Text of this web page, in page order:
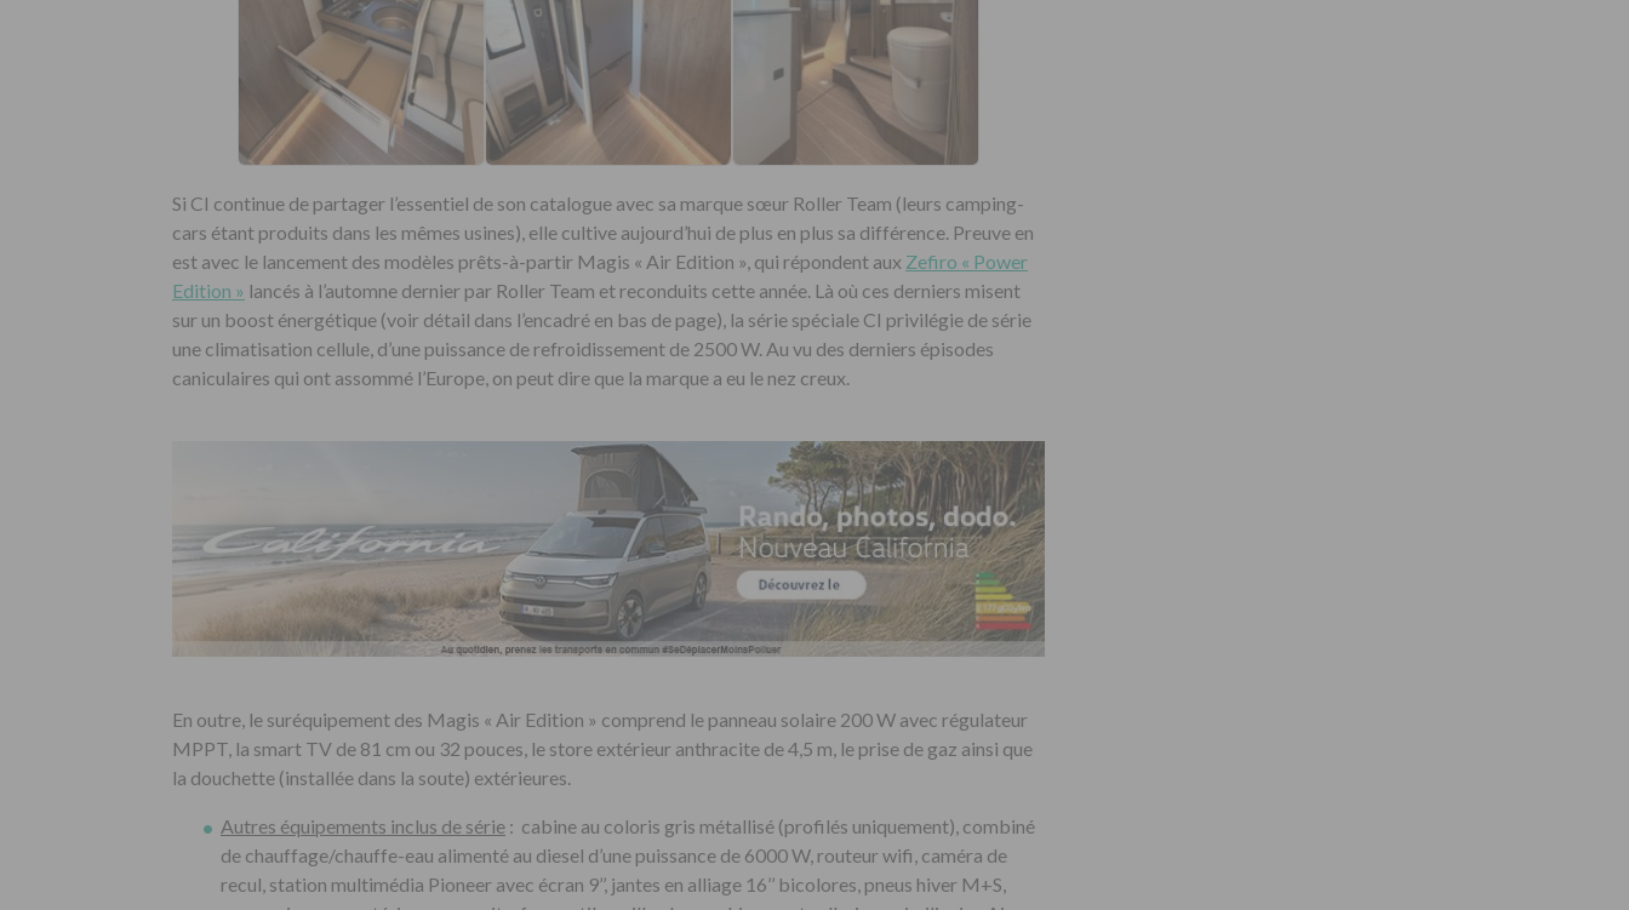
Si CI continue de partager l’essentiel de son catalogue avec sa marque sœur Roller Team (leurs camping-
cars étant produits dans les mêmes usines), elle cultive aujourd’hui de plus en plus sa différence. Preuve en
est avec le lancement des modèles prêts-à-partir Magis « Air Edition », qui répondent aux Zefiro « Power
Edition » lancés à l’automne dernier par Roller Team et reconduits cette année. Là où ces derniers misent
sur un boost énergétique (voir détail dans l’encadré en bas de page), la série spéciale CI privilégie de série
une climatisation cellule, d’une puissance de refroidissement de 2500 W. Au vu des derniers épisodes
caniculaires qui ont assommé l’Europe, on peut dire que la marque a eu le nez creux.
En outre, le suréquipement des Magis « Air Edition » comprend le panneau solaire 200 W avec régulateur
MPPT, la smart TV de 81 cm ou 32 pouces, le store extérieur anthracite de 4,5 m, le prise de gaz ainsi que
la douchette (installée dans la soute) extérieures.
Autres équipements inclus de série : cabine au coloris gris métallisé (profilés uniquement), combiné
de chauffage/chauffe-eau alimenté au diesel d’une puissance de 6000 W, routeur wifi, caméra de
recul, station multimédia Pioneer avec écran 9’’, jantes en alliage 16’’ bicolores, pneus hiver M+S,